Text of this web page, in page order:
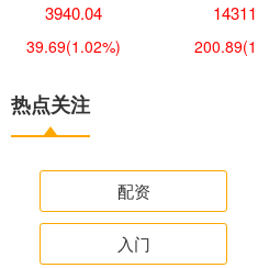
3940.04
39.69(1.02%) 200.89
热点关注
配资
入门